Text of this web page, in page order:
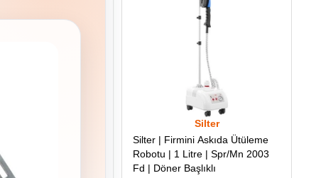
Silter
Silter | Firmini Askıda Ütüleme
Robotu | 1 Litre | Spr/Mn 2003
Fd | Döner Başlıklı